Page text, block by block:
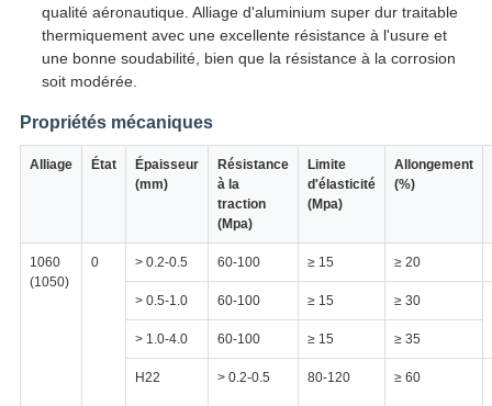
qualité aéronautique. Alliage d'aluminium super dur traitable
thermiquement avec une excellente résistance à l'usure et
une bonne soudabilité, bien que la résistance à la corrosion
soit modérée.
Propriétés mécaniques
Alliage État
Épaisseur
(mm)
Résistance
à la
traction
(Mpa)
Limite
d'élasticité
(Mpa)
Allongement
(%)
1060
(1050)
0 > 0.2-0.5 60-100 ≥ 15 ≥ 20
> 0.5-1.0 60-100 ≥ 15 ≥ 30
> 1.0-4.0 60-100 ≥ 15 ≥ 35
H22 > 0.2-0.5 80-120 ≥ 60